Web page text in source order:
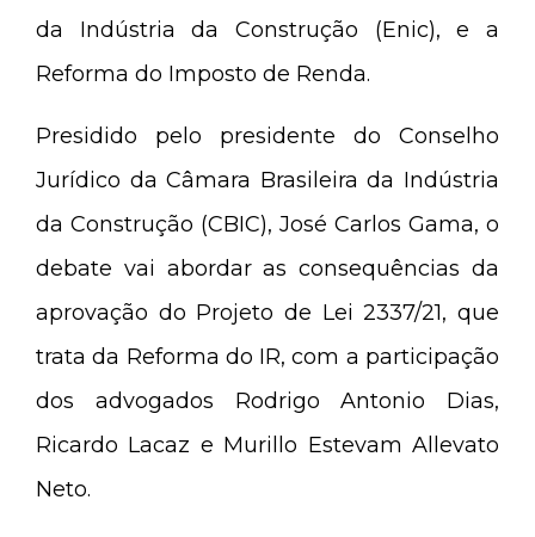
da Indústria da Construção (Enic), e a
Reforma do Imposto de Renda.
Presidido pelo presidente do Conselho
Jurídico da Câmara Brasileira da Indústria
da Construção (CBIC), José Carlos Gama, o
debate vai abordar as consequências da
aprovação do Projeto de Lei 2337/21, que
trata da Reforma do IR, com a participação
dos advogados Rodrigo Antonio Dias,
Ricardo Lacaz e Murillo Estevam Allevato
Neto.